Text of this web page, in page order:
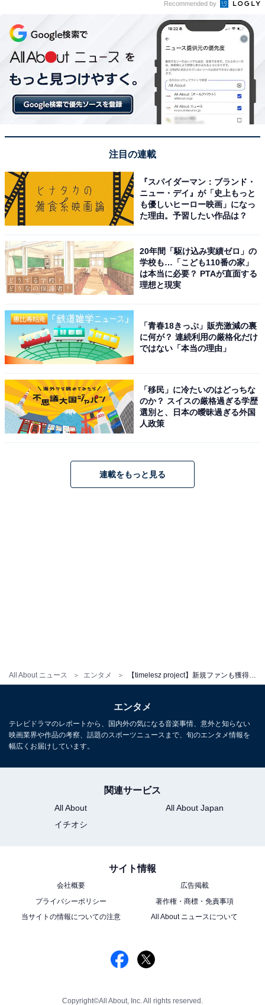
All About ニュース エンタメ 【timelesz project】新規ファンも獲得！ “仲間探し”にとどまらない「タイプロ」の真の魅力とは
Recommended by
注目の連載
『スパイダーマン：ブランド・
ニュー・デイ』が「史上もっと
も優しいヒーロー映画」になっ
た理由。予習したい作品は？
20年間「駆け込み実績ゼロ」の
学校も…「こども110番の家」
は本当に必要？ PTAが直面する
理想と現実
「青春18きっぷ」販売激減の裏
に何が？ 連続利用の厳格化だけ
ではない「本当の理由」
「移民」に冷たいのはどっちな
のか？ スイスの厳格過ぎる学歴
選別と、日本の曖昧過ぎる外国
人政策
連載をもっと見る
エンタメ
テレビドラマのレポートから、国内外の気になる音楽事情、意外と知らない
映画業界や作品の考察、話題のスポーツニュースまで、旬のエンタメ情報を
幅広くお届けしています。
関連サービス
All About
All About Japan
イチオシ
サイト情報
会社概要
広告掲載
プライバシーポリシー
著作権・商標・免責事項
当サイトの情報についての注意
All About ニュースについて
Copyright©All About, Inc. All rights reserved.